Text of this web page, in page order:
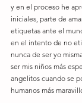
y en el proceso he
iniciales, parte de
etiquetas ante el
en el intento de no
nunca de ser yo
ser mis niños más
angelitos cuando se
humanos más